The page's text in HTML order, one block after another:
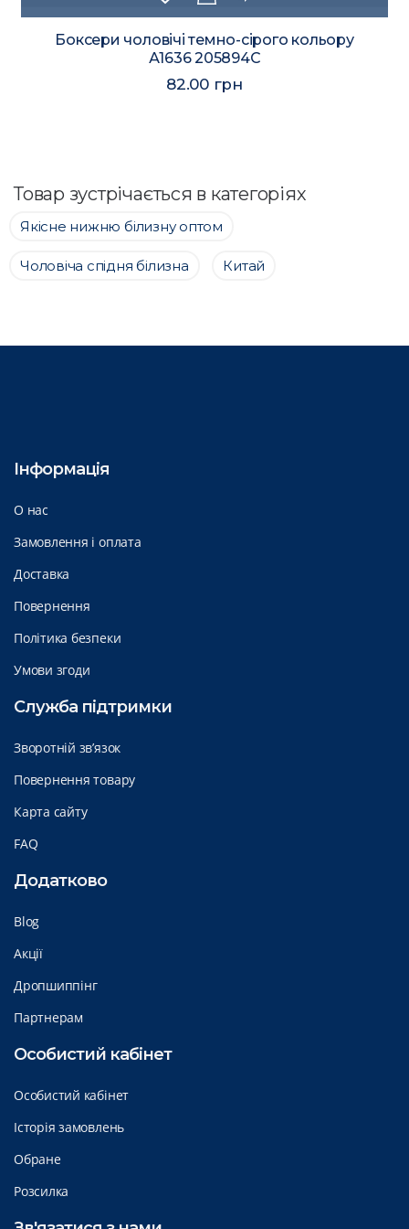
Боксери чоловічі темно-сірого кольору
А1636 205894C
82.00 грн
Товар зустрічається в категоріях
Якісне нижню білизну оптом
Чоловіча спідня білизна Китай
Інформація
О нас
Замовлення і оплата
Доставка
Повернення
Політика безпеки
Умови згоди
Служба підтримки
Зворотній зв’язок
Повернення товару
Карта сайту
FAQ
Додатково
Blog
Акції
Дропшиппінг
Партнерам
Особистий кабінет
Особистий кабінет
Історія замовлень
Обране
Розсилка